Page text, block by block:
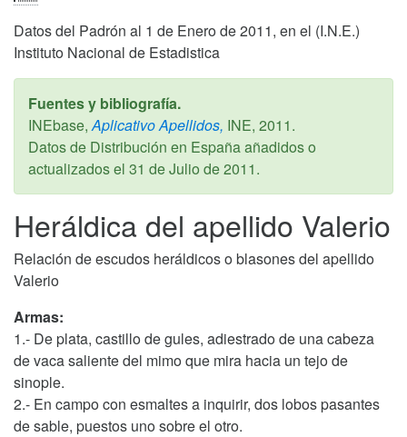
Datos del Padrón al 1 de Enero de 2011, en el (I.N.E.)
Instituto Nacional de Estadistica
Fuentes y bibliografía.
INEbase, Aplicativo Apellidos, INE, 2011.
Datos de Distribución en España añadidos o
actualizados el 31 de Julio de 2011.
Heráldica del apellido Valerio
Relación de escudos heráldicos o blasones del apellido
Valerio
Armas:
1.- De plata, castillo de gules, adiestrado de una cabeza
de vaca saliente del mimo que mira hacia un tejo de
sinople.
2.- En campo con esmaltes a inquirir, dos lobos pasantes
de sable, puestos uno sobre el otro.